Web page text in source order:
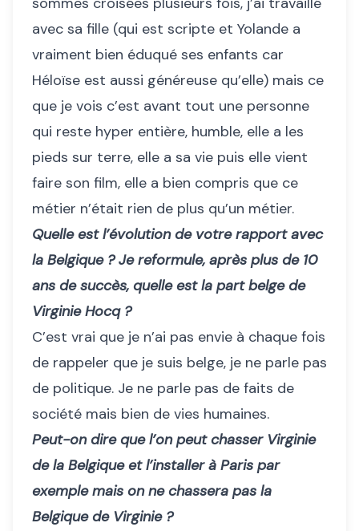
avec sa fille (qui est scripte et Yolande a
vraiment bien éduqué ses enfants car
Héloïse est aussi généreuse qu’elle) mais ce
que je vois c’est avant tout une personne
qui reste hyper entière, humble, elle a les
pieds sur terre, elle a sa vie puis elle vient
faire son film, elle a bien compris que ce
métier n’était rien de plus qu’un métier.
Quelle est l’évolution de votre rapport avec
la Belgique ? Je reformule, après plus de 10
ans de succès, quelle est la part belge de
Virginie Hocq ?
C’est vrai que je n’ai pas envie à chaque fois
de rappeler que je suis belge, je ne parle pas
de politique. Je ne parle pas de faits de
société mais bien de vies humaines.
Peut-on dire que l’on peut chasser Virginie
de la Belgique et l’installer à Paris par
exemple mais on ne chassera pas la
Belgique de Virginie ?